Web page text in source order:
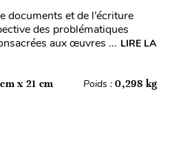
documents et de l’écriture
des problématiques
aux œuvres ... LIRE LA
x 21 cm Poids :0,298 kg